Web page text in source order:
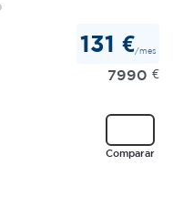
131 €/mes
7990 €
Comparar